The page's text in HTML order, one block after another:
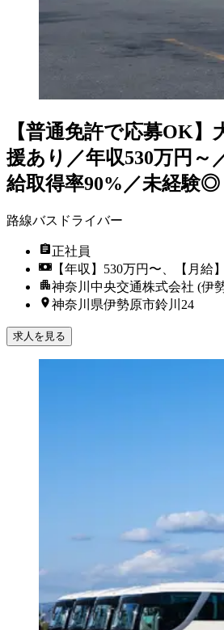
【普通免許で応募OK】
援あり／年収530万円～
給取得率90%／未経験◎
路線バスドライバー
正社員
【年収】530万円〜、【月給
神奈川中央交通株式会社 (伊
神奈川県伊勢原市鈴川24
求人を見る